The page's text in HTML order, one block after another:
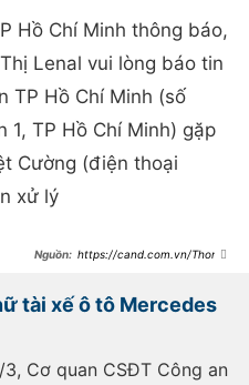
Hồ Chí Minh thông báo,
Lenal vui lòng báo tin
TP Hồ Chí Minh (số
1, TP Hồ Chí Minh) gặp
Cường (điện thoại
xử lý
https://cand.com.vn/Thong-
tài xế ô tô Mercedes
3, Cơ quan CSĐT Công an